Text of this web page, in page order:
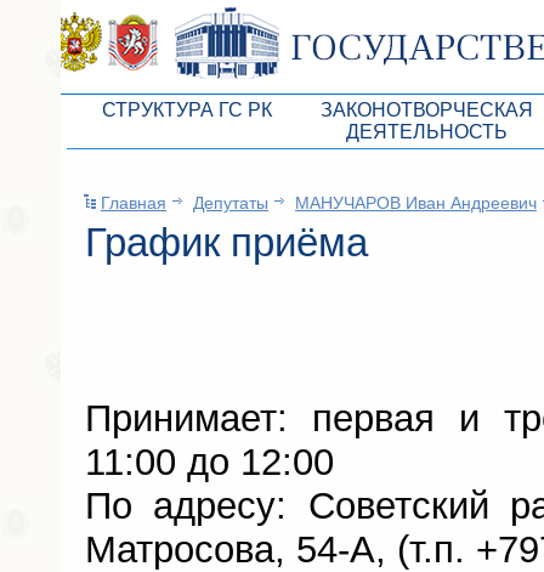
СТРУКТУРА ГС РК
Президиум ГС РК
Депутатский корпус
Советники Председателя ГС РК
Управление делами ГС РК
Поиск депутата по округу
ЗАКОНОТВОРЧЕСКАЯ
ДЕЯТЕЛЬНОСТЬ
Бюджет Республики
Законы
Схема
Статистика
Главная Депутаты МАНУЧАРОВ Иван Андреевич
График приёма
Принимает: первая и
11:00 до 12:00
По адресу: Советский
Матросова, 54-А, (т.п.